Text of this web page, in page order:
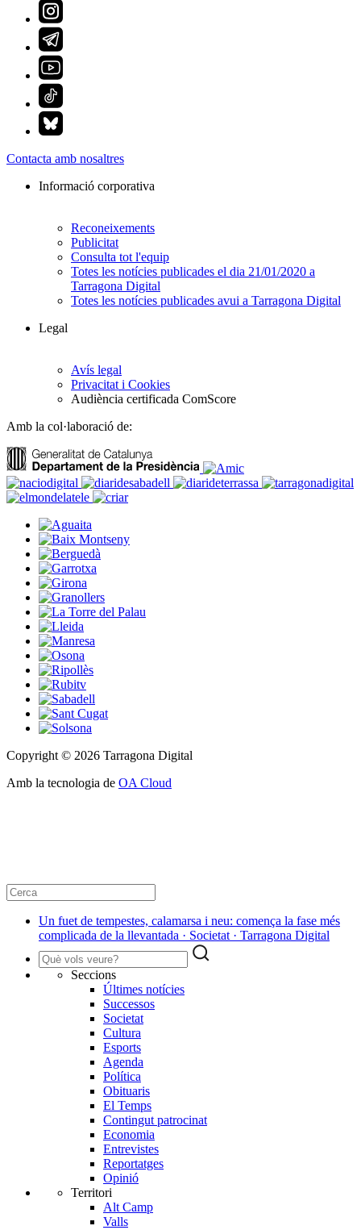
Contacta amb nosaltres
Informació corporativa
Reconeixements
Publicitat
Consulta tot l'equip
Totes les notícies publicades el dia 21/01/2020 a
Tarragona Digital
Totes les notícies publicades avui a Tarragona Digital
Legal
Avís legal
Privacitat i Cookies
Audiència certificada ComScore
Amb la col·laboració de:
Copyright © 2026 Tarragona Digital
Amb la tecnologia de OA Cloud
Un fuet de tempestes, calamarsa i neu: comença la fase més
complicada de la llevantada · Societat · Tarragona Digital
Seccions
Últimes notícies
Successos
Societat
Cultura
Esports
Agenda
Política
Obituaris
El Temps
Contingut patrocinat
Economia
Entrevistes
Reportatges
Opinió
Territori
Alt Camp
Valls